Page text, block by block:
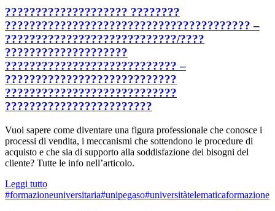
???????????????????? ????????
???????????????????????????????????????? –
????????????????????????????/????
????????????????????
???????????????????????????? –
????????????????????????????
????????????????????????????
????????????????????????
Vuoi sapere come diventare una figura professionale che conosce i
processi di vendita, i meccanismi che sottendono le procedure di
acquisto e che sia di supporto alla soddisfazione dei bisogni del
cliente? Tutte le info nell’articolo.
Leggi tutto
#formazioneuniversitaria#unipegaso#universitàtelematicaformazione